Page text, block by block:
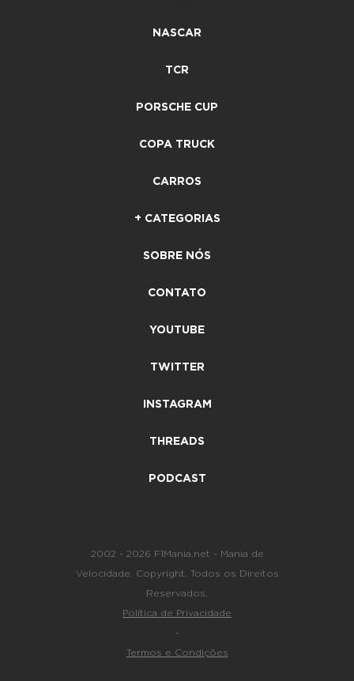
NASCAR
TCR
PORSCHE CUP
COPA TRUCK
CARROS
+ CATEGORIAS
SOBRE NÓS
CONTATO
YOUTUBE
TWITTER
INSTAGRAM
THREADS
PODCAST
2002 - 2026 F1Mania.net - Mania de
Velocidade. Copyright. Todos os Direitos
Reservados.
Política de Privacidade
-
Termos e Condições